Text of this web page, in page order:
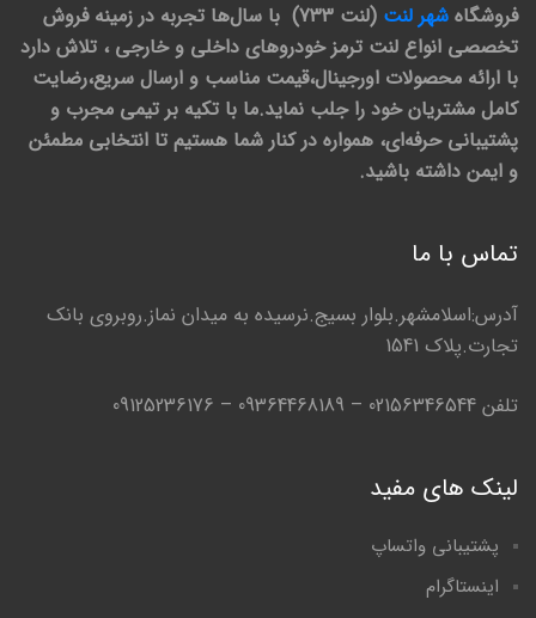
فروشگاه شهر لنت
(لنت 733) با سال‌ها تجربه در زمینه فروش
تخصصی انواع لنت ترمز خودروهای داخلی و خارجی ، تلاش دارد
با ارائه محصولات اورجینال،قیمت مناسب و ارسال سریع،رضایت
کامل مشتریان خود را جلب نماید.ما با تکیه بر تیمی مجرب و
پشتیبانی حرفه‌ای، همواره در کنار شما هستیم تا انتخابی مطمئن
و ایمن داشته باشید.
تماس با ما
آدرس:اسلامشهر.بلوار بسیج.نرسیده به میدان نماز.روبروی بانک
تجارت.پلاک 1541
تلفن 02156346544 – 09364468189 – 09125236176
لینک های مفید
پشتیبانی واتساپ
اینستاگرام